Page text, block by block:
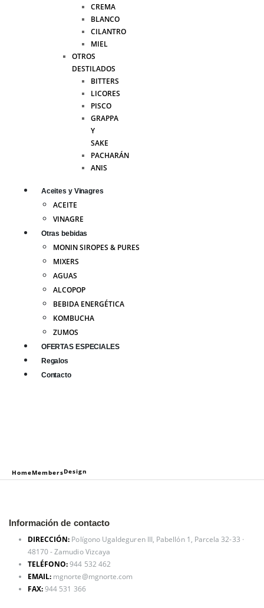
CREMA
BLANCO
CILANTRO
MIEL
OTROS
DESTILADOS
BITTERS
LICORES
PISCO
GRAPPA
Y
SAKE
PACHARÁN
ANIS
Aceites y Vinagres
ACEITE
VINAGRE
Otras bebidas
MONIN SIROPES & PURES
MIXERS
AGUAS
ALCOPOP
BEBIDA ENERGÉTICA
KOMBUCHA
ZUMOS
OFERTAS ESPECIALES
Regalos
Contacto
HomeMembersDesign
Información de contacto
DIRECCIÓN: Polígono Ugaldeguren III, Pabellón 1, Parcela 32-33 ·
48170 - Zamudio Vizcaya
TELÉFONO:944 532 462
EMAIL: mgnorte@mgnorte.com
FAX:944 531 366